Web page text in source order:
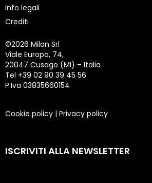
Info legali
Crediti
©2026 Milan Srl
Viale Europa, 74,
20047 Cusago (MI) – Italia
Tel +39 02 90 39 45 56
P.Iva 03835660154
Cookie policy | Privacy policy
ISCRIVITI ALLA NEWSLETTER